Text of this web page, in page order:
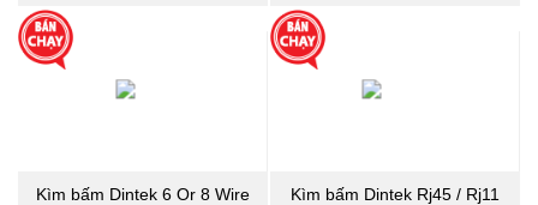
Kìm bấm Dintek 6 Or 8 Wire
Kìm bấm Dintek Rj45 / Rj11